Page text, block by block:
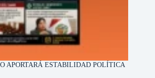
APORTARÁ ESTABILIDAD POLÍTICA